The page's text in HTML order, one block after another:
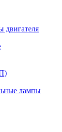
двигателя
лампы